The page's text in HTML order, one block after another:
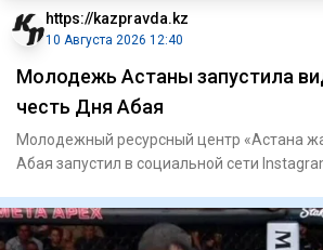
https://kazpravda.kz
10 Августа 2026 12:40
Молодежь Астаны запустила
честь Дня Абая
Молодежный ресурсный центр «Астана
Абая запустил в социальной сети